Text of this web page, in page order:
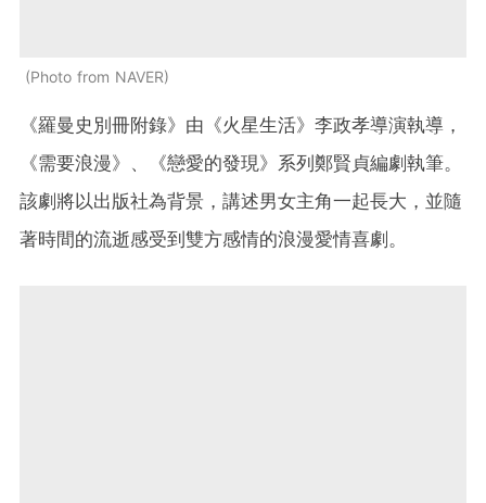
Photo from NAVER
《羅曼史別冊附錄》由《火星生活》李政孝導演執導，
《需要浪漫》、《戀愛的發現》系列鄭賢貞編劇執筆。
該劇將以出版社為背景，講述男女主角一起長大，並隨
著時間的流逝感受到雙方感情的浪漫愛情喜劇。